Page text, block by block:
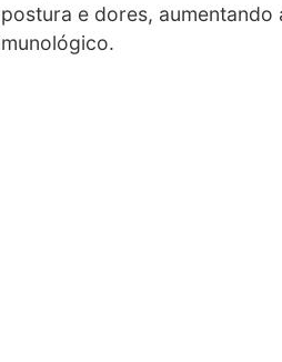
e dores,